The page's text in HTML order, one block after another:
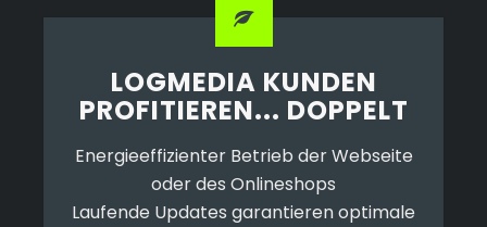
LOGMEDIA KUNDEN
PROFITIEREN... DOPPELT
Energieeffizienter Betrieb der Webseite
oder des Onlineshops
Laufende Updates garantieren optimale